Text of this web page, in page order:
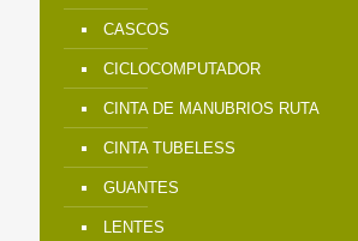
CASCOS
CICLOCOMPUTADOR
CINTA DE MANUBRIOS RUTA
CINTA TUBELESS
GUANTES
LENTES